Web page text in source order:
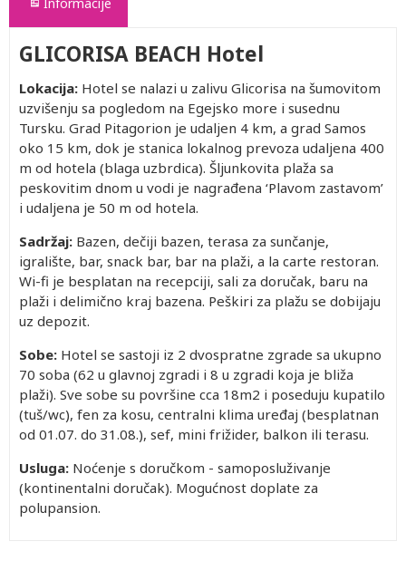
GLICORISA BEACH Hotel
Lokacija: Hotel se nalazi u zalivu Glicorisa na šumovitom
uzvišenju sa pogledom na Egejsko more i susednu
Tursku. Grad Pitagorion je udaljen 4 km, a grad Samos
oko 15 km, dok je stanica lokalnog prevoza udaljena 400
m od hotela (blaga uzbrdica). Šljunkovita plaža sa
peskovitim dnom u vodi je nagrađena ‘Plavom zastavom’
i udaljena je 50 m od hotela.
Sadržaj: Bazen, dečiji bazen, terasa za sunčanje,
igralište, bar, snack bar, bar na plaži, a la carte restoran.
Wi-fi je besplatan na recepciji, sali za doručak, baru na
plaži i delimično kraj bazena. Peškiri za plažu se dobijaju
uz depozit.
Sobe: Hotel se sastoji iz 2 dvospratne zgrade sa ukupno
70 soba (62 u glavnoj zgradi i 8 u zgradi koja je bliža
plaži). Sve sobe su površine cca 18m2 i poseduju kupatilo
(tuš/wc), fen za kosu, centralni klima uređaj (besplatnan
od 01.07. do 31.08.), sef, mini frižider, balkon ili terasu.
Usluga: Noćenje s doručkom - samoposluživanje
(kontinentalni doručak). Mogućnost doplate za
polupansion.